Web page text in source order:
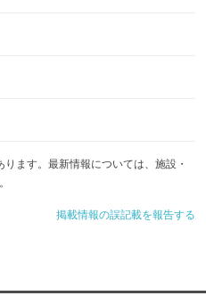
ます。最新情報については、施設・
掲載情報の誤記載を報告する